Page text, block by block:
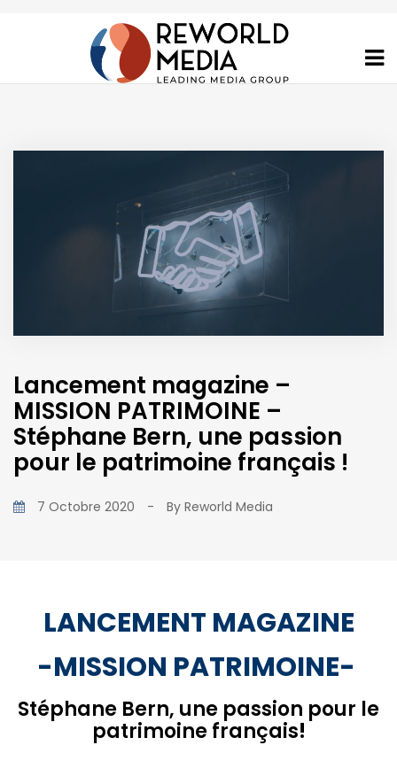
Lancement magazine –
MISSION PATRIMOINE –
Stéphane Bern, une passion
pour le patrimoine français !
7 Octobre 2020 - By Reworld Media
LANCEMENT MAGAZINE
-MISSION PATRIMOINE-
Stéphane Bern, une passion pour le
patrimoine français!